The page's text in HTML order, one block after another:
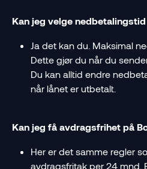
Kan jeg velge
Ja det kan du. Maksimal
Dette gjør du når du
Du kan alltid endre
når lånet er utbetalt.
Kan jeg få avdragsfrihet på
Her er det samme regler
avdragsfritak per 24 mnd.